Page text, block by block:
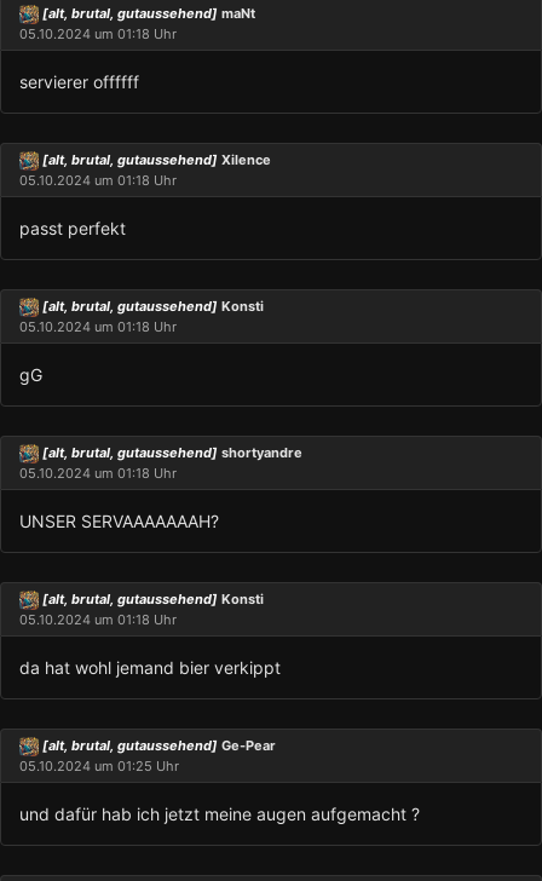
[alt, brutal, gutaussehend] maNt
05.10.2024 um 01:18 Uhr
servierer offffff
[alt, brutal, gutaussehend] Xilence
05.10.2024 um 01:18 Uhr
passt perfekt
[alt, brutal, gutaussehend] Konsti
05.10.2024 um 01:18 Uhr
gG
[alt, brutal, gutaussehend] shortyandre
05.10.2024 um 01:18 Uhr
UNSER SERVAAAAAAAH?
[alt, brutal, gutaussehend] Konsti
05.10.2024 um 01:18 Uhr
da hat wohl jemand bier verkippt
[alt, brutal, gutaussehend] Ge-Pear
05.10.2024 um 01:25 Uhr
und dafür hab ich jetzt meine augen aufgemacht ?